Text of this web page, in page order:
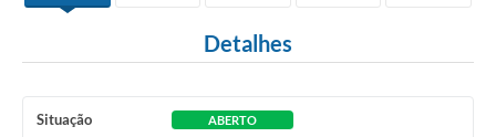
Turismo
Detalhes
Situação ABERTO